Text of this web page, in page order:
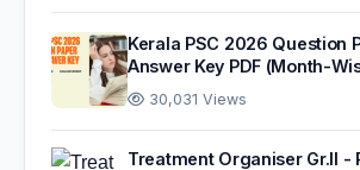
Kerala PSC 2026 Question
Answer Key PDF (Month-
30,031 Views
Treatment Organiser Gr.II -